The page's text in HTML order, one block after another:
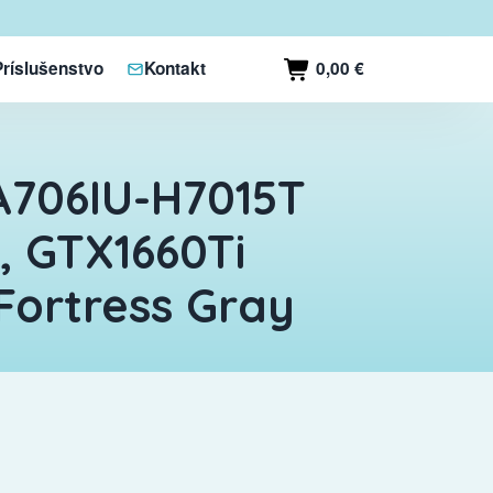
Kontakt 0,00 €
H7015T
GTX1660Ti
Gray